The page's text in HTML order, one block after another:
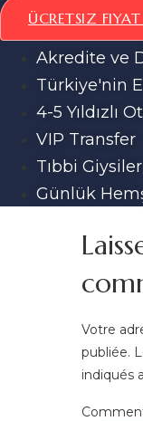
ÜCRETSIZ
Akredite ve
Türkiye'nin
4-5 Yıldızlı
VIP Transfer
Tıbbi Giysiler
Günlük
Votre
publiée.
indiqués